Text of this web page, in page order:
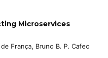
Microservices
França, Bruno B. P. Cafeo